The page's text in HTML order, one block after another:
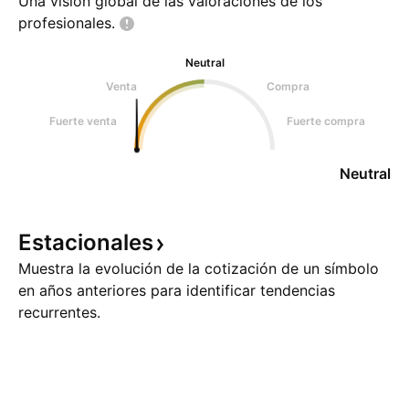
profesionales.
Neutral
Venta
Compra
Fuerte venta Fuerte compra
Neutral
Estacionales
Muestra la evolución de la cotización de un símbolo
en años anteriores para identificar tendencias
recurrentes.